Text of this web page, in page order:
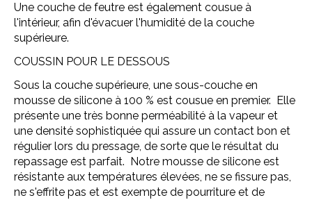
Une couche de feutre est également cousue à
l'intérieur, afin d'évacuer l'humidité de la couche
supérieure.
COUSSIN POUR LE DESSOUS
Sous la couche supérieure, une sous-couche en
mousse de silicone à 100 % est cousue en premier. Elle
présente une très bonne perméabilité à la vapeur et
une densité sophistiquée qui assure un contact bon et
régulier lors du pressage, de sorte que le résultat du
repassage est parfait. Notre mousse de silicone est
résistante aux températures élevées, ne se fissure pas,
ne s'effrite pas et est exempte de pourriture et de